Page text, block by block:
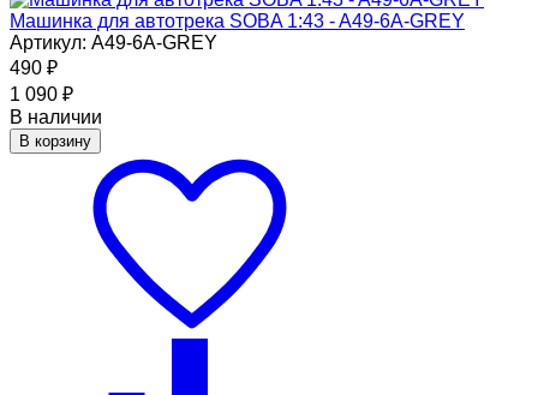
Машинка для автотрека SOBA 1:43 - A49-6A-GREY
Артикул: A49-6A-GREY
490 ₽
1 090 ₽
В наличии
В корзину